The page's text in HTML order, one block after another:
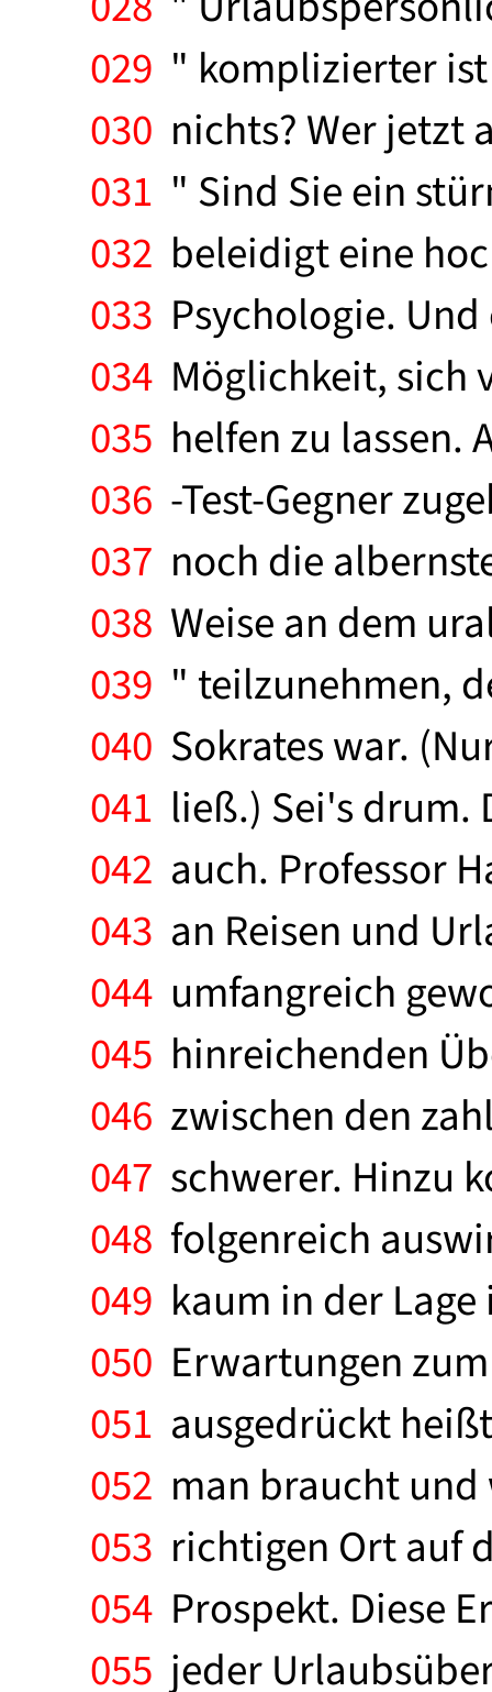
029 " komplizierter
030 nichts? Wer jetzt
031 " Sind Sie ein
032 beleidigt eine
033 Psychologie.
034 Möglichkeit, sich
035 helfen zu
036 -Test-Gegner
037 noch die
038 Weise an dem
039 " teilzunehmen,
040 Sokrates war.
041 ließ.) Sei's drum.
042 auch. Professor
043 an Reisen und
044 umfangreich
045 hinreichenden
046 zwischen den
047 schwerer. Hinzu
048 folgenreich
049 kaum in der
050 Erwartungen
051 ausgedrückt
052 man braucht
053 richtigen Ort auf
054 Prospekt. Diese
055 jeder